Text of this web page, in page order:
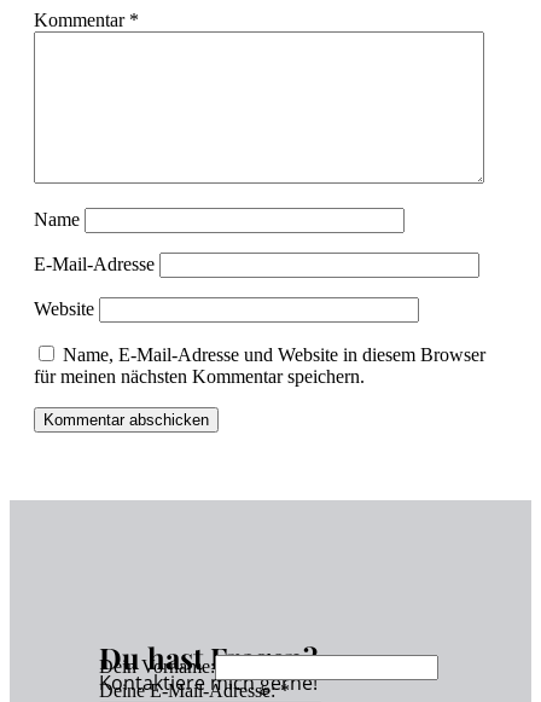
Kommentar *
Name
E-Mail-Adresse
Website
Name, E-Mail-Adresse und Website in diesem Browser
für meinen nächsten Kommentar speichern.
Du hast Fragen?
Kontaktiere mich gerne!
Dein Vorname:
Deine E-Mail-Adresse:*